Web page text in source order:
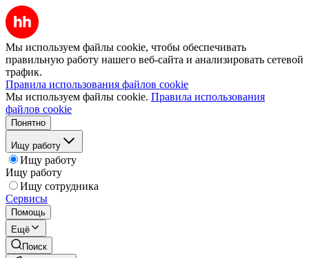
Мы используем файлы cookie, чтобы обеспечивать
правильную работу нашего веб-сайта и анализировать сетевой
трафик.
Правила использования файлов cookie
Мы используем файлы cookie. Правила использования
файлов cookie
Понятно
Ищу работу
Ищу работу
Ищу работу
Ищу сотрудника
Сервисы
Помощь
Ещё
Поиск